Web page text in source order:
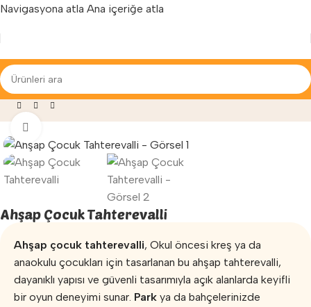
Navigasyona atla Ana içeriğe atla
Sayfa» Mağaza
Ahşap Çocuk Tahterevalli
Ahşap çocuk tahterevalli, Okul öncesi kreş ya da
anaokulu çocukları için tasarlanan bu ahşap tahterevalli,
dayanıklı yapısı ve güvenli tasarımıyla açık alanlarda keyifli
bir oyun deneyimi sunar. Park ya da bahçelerinizde